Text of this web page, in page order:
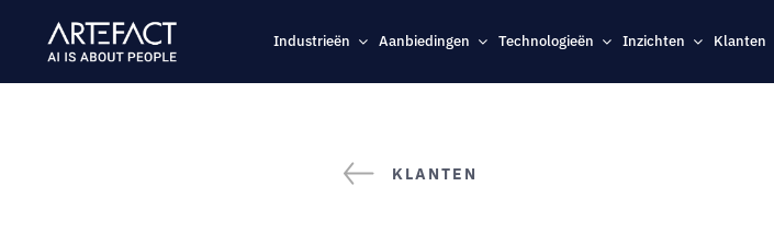
inhoud
Industrieën Aanbiedingen Technologieën Inzichten Klanten
KLANTEN